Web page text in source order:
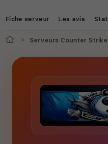
Fiche serveur Les avis
AccueilServeurs Counter Strike